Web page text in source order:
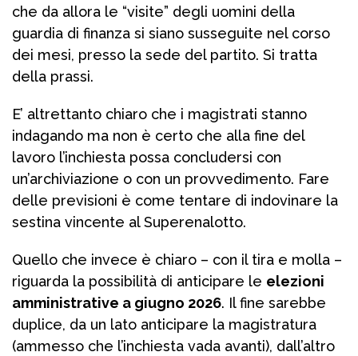
che da allora le “visite” degli uomini della
guardia di finanza si siano susseguite nel corso
dei mesi, presso la sede del partito. Si tratta
della prassi.
E’ altrettanto chiaro che i magistrati stanno
indagando ma non è certo che alla fine del
lavoro l’inchiesta possa concludersi con
un’archiviazione o con un provvedimento. Fare
delle previsioni è come tentare di indovinare la
sestina vincente al Superenalotto.
Quello che invece è chiaro – con il tira e molla –
riguarda la possibilità di anticipare le elezioni
amministrative a giugno 2026. Il fine sarebbe
duplice, da un lato anticipare la magistratura
(ammesso che l’inchiesta vada avanti), dall’altro